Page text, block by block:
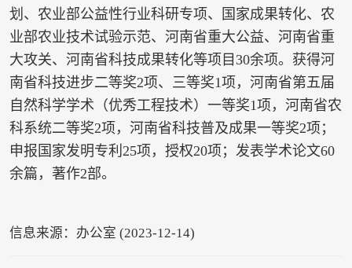
划、农业部公益性行业科研专项、国家成果转化、农
业部农业技术试验示范、河南省重大公益、河南省重
大攻关、河南省科技成果转化等项目30余项。获得河
南省科技进步二等奖2项、三等奖1项，河南省第五届
自然科学学术（优秀工程技术）一等奖1项，河南省农
科系统二等奖2项，河南省科技普及成果一等奖2项；
申报国家发明专利25项，授权20项；发表学术论文60
余篇，著作2部。
信息来源：办公室 (2023-12-14)